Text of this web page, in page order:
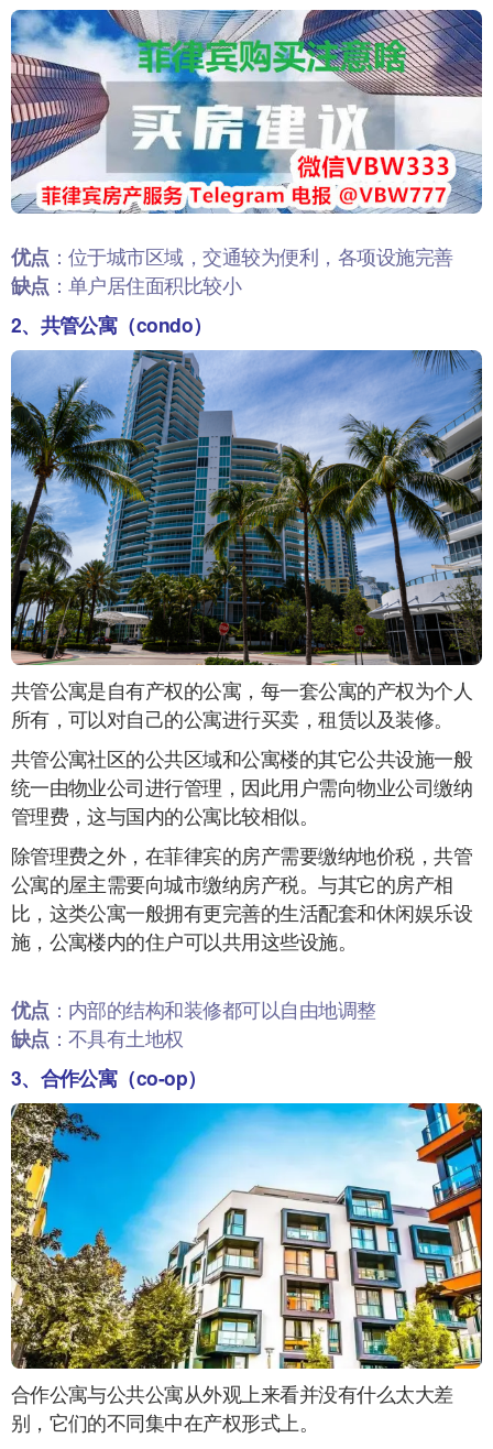
优点 ：位于城市区域，交通较为便利，各项设施完善
缺点 ：单户居住面积比较小
2、共管公寓（condo）
共管公寓是自有产权的公寓，每一套公寓的产权为个人
所有，可以对自己的公寓进行买卖，租赁以及装修。
共管公寓社区的公共区域和公寓楼的其它公共设施一般
统一由物业公司进行管理，因此用户需向物业公司缴纳
管理费，这与国内的公寓比较相似。
除管理费之外，在菲律宾的房产需要缴纳地价税，共管
公寓的屋主需要向城市缴纳房产税。与其它的房产相
比，这类公寓一般拥有更完善的生活配套和休闲娱乐设
施，公寓楼内的住户可以共用这些设施。
优点 ：内部的结构和装修都可以自由地调整
缺点 ：不具有土地权
3、合作公寓（co-op）
合作公寓与公共公寓从外观上来看并没有什么太大差
别，它们的不同集中在产权形式上。